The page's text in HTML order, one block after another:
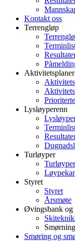
Kontakt oss
Terrengløp
Aktivitetsplaner
Lysløyperenn
Turløyper
Turløyper
Styret
Styret
Årsmøte
Øvingsbank og
Smøring og